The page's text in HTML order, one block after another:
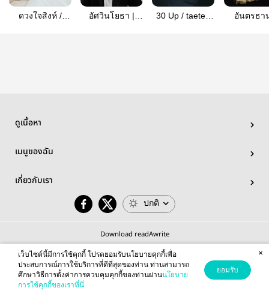
ดวงใจสิงห์ /
อัศวินโยธา |
30 Up / taeten
อันตรธา
ดูเนื้อหา
เมนูของฉัน
เกี่ยวกับเรา
ปกติ
Download readAwrite
© 2026 readAwrite.com by MEB Corporation Public Company Limited
This site is protected by reCAPTCHA and the Google
เว็บไซต์นี้มีการใช้คุกกี้ โปรดยอมรับนโยบายคุกกี้เพื่อ
ประสบการณ์การใช้บริการที่ดีที่สุดของท่าน ท่านสามารถ
ศึกษาวิธีการตั้งค่าการควบคุมคุกกี้ของท่านผ่านนโยบาย
การใช้คุกกี้ของเราที่นี่
ยอมรับ
×